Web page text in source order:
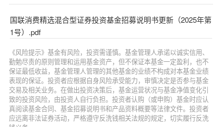
国联消费精选混合型证券投资基金招募说明书更新（2025年第
1号）.pdf
《风险提示》基金有风险，投资需谨慎。基金管理人承诺以诚实信用、
勤勉尽责的原则管理和运用基金资产，但不保证本基金一定盈利，也不
保证最低收益，基金管理人管理的其他基金的业绩不构成对本基金业绩
表现的保证。投资者应根据自身风险承受能力，审慎决定是否参与基金
交易及相关业务。在做出投资决策后，基金运营状况与基金净值变化引
致的投资风险，由投资人自行负担。投资者认购（或申购）基金时应认
真阅读基金合同、基金招募说明书和产品资料概要等法律文件。投资者
应远离非法证券活动，严格遵守反洗钱相关法规的规定，切实履行反洗